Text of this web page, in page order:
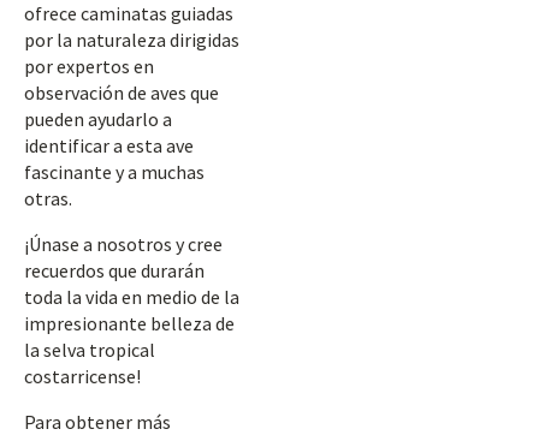
ofrece caminatas guiadas
por la naturaleza dirigidas
por expertos en
observación de aves que
pueden ayudarlo a
identificar a esta ave
fascinante y a muchas
otras.
¡Únase a nosotros y cree
recuerdos que durarán
toda la vida en medio de la
impresionante belleza de
la selva tropical
costarricense!
Para obtener más